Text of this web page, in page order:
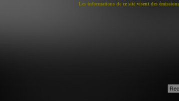
Les informations de ce site visent des